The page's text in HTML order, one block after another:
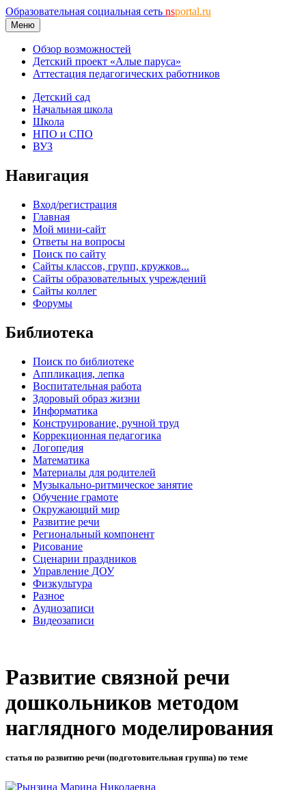
Образовательная социальная сеть nsportal.ru
Меню
Обзор возможностей
Детский проект «Алые паруса»
Аттестация педагогических работников
Детский сад
Начальная школа
Школа
НПО и СПО
ВУЗ
Навигация
Вход/регистрация
Главная
Мой мини-сайт
Ответы на вопросы
Поиск по сайту
Сайты классов, групп, кружков...
Сайты образовательных учреждений
Сайты коллег
Форумы
Библиотека
Поиск по библиотеке
Аппликация, лепка
Воспитательная работа
Здоровый образ жизни
Информатика
Конструирование, ручной труд
Коррекционная педагогика
Логопедия
Математика
Материалы для родителей
Музыкально-ритмическое занятие
Обучение грамоте
Окружающий мир
Развитие речи
Региональный компонент
Рисование
Сценарии праздников
Управление ДОУ
Физкультура
Разное
Аудиозаписи
Видеозаписи
Развитие связной речи
дошкольников методом
наглядного моделирования
статья по развитию речи (подготовительная группа) по теме